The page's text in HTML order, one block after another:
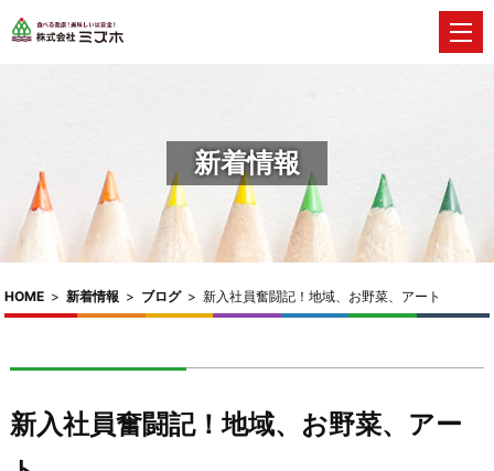
新着情報
HOME > 新着情報 > ブログ> 新入社員奮闘記！地域、お野菜、アート
新入社員奮闘記！地域、お野菜、アー